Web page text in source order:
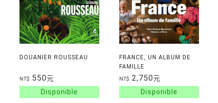
DOUANIER ROUSSEAU
NT$ 550元
FRANCE, UN ALBUM DE
FAMILLE
NT$ 2,750元